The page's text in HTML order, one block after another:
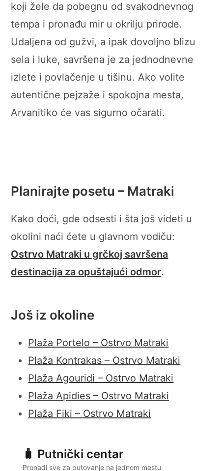
koji žele da pobegnu od svakodnevnog
tempa i pronađu mir u okrilju prirode.
Udaljena od gužvi, a ipak dovoljno blizu
sela i luke, savršena je za jednodnevne
izlete i povlačenje u tišinu. Ako volite
autentične pejzaže i spokojna mesta,
Arvanitiko će vas sigurno očarati.
Planirajte posetu – Matraki
Kako doći, gde odsesti i šta još videti u
okolini naći ćete u glavnom vodiču:
Ostrvo Matraki u grčkoj savršena
destinacija za opuštajući odmor.
Još iz okoline
Plaža Portelo – Ostrvo Matraki
Plaža Kontrakas – Ostrvo Matraki
Plaža Agouridi – Ostrvo Matraki
Plaža Apidies – Ostrvo Matraki
Plaža Fiki – Ostrvo Matraki